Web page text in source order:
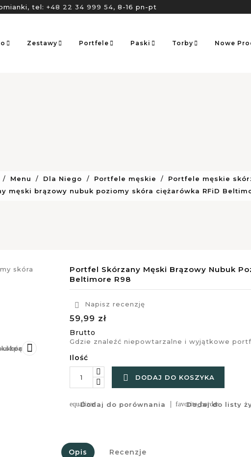
tel: +48 22 34 999 54, 8-16 pn-pt
Zestawy Portfele Paski Torby Nowe
Menu Dla Niego Portfele męskie
Portfele męskie
męski brązowy nubuk poziomy skóra ciężarówka RFiD

Portfel Skórzany Męski Brązowy Nubuk
Beltimore R98
 Napisz recenzję
59,99 zł
Brutto
Gdzie znaleźć niepowtarzalne i wyjątkowe
Ilość
 DODAJ DO KOSZYKA
equalizer
Dodaj do porównania favorite_border
Dodaj do listy
Opis Recenzje